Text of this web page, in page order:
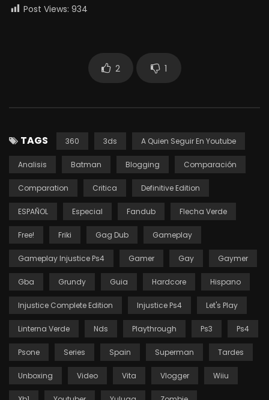
Post Views: 934
2 1
TAGS 360 3ds A Quien Seguir En Youtube
Analisis Batman Blogging Comparación
Comparation Critica Definitive Edition
ESPAÑOL Especial Fandub Flecha Verde
Free! Friki Gag Dub Gameplay
Gameplay Injustice Ps4 Gamer Gay Gaymer
Gba Grundy Guia Hardcore Hispano
Injustice Complete Edition Injustice Ps4 Let's Play
Linterna Verde Nds Playthrough Ps3 Ps4
Psone Series Spain Superman Tardes
Unboxing Video Vita Vlogger Wiiu